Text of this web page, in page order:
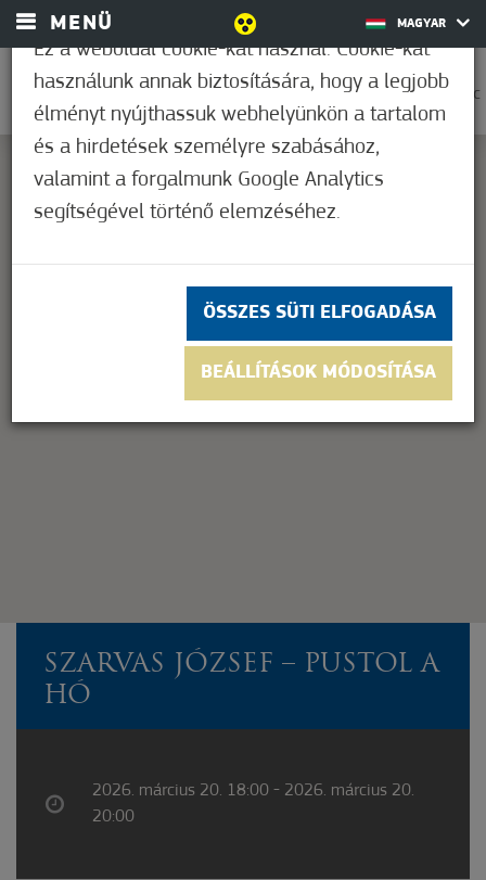
MENÜ MAGYAR
0
27,2°C
This page can't load Google Maps correctly.
Do you own this website? OK
SZARVAS JÓZSEF – PUSTOL A
HÓ
2026. március 20. 18:00 - 2026. március 20.
20:00
Ez a weboldal cookie-kat használ. Cookie-kat
használunk annak biztosítására, hogy a legjobb
élményt nyújthassuk webhelyünkön a tartalom
és a hirdetések személyre szabásához,
valamint a forgalmunk Google Analytics
segítségével történő elemzéséhez.
ÖSSZES SÜTI ELFOGADÁSA
BEÁLLÍTÁSOK MÓDOSÍTÁSA